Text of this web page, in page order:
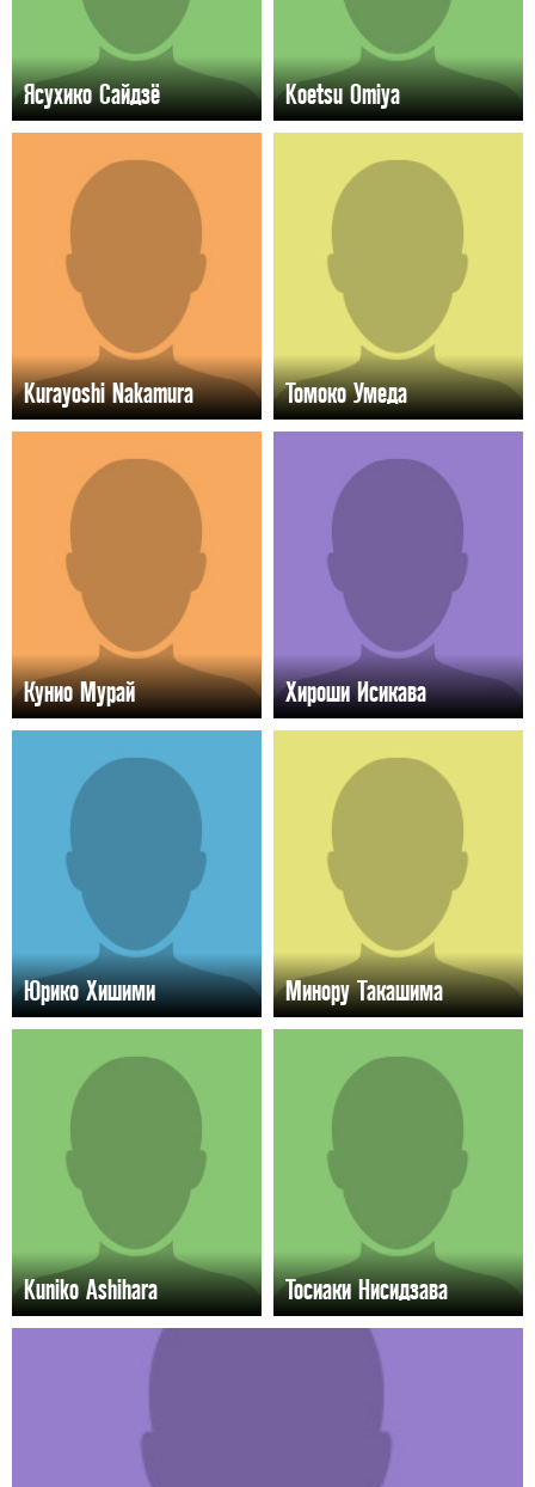
Ясухико Сайдзё Koetsu Omiya
Kurayoshi Nakamura Томоко Умеда
Кунио Мурай Хироши Исикава
Юрико Хишими Минору Такашима
Kuniko Ashihara Тосиаки Нисидзава